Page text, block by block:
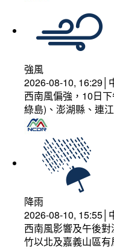
強風
2026-08-10, 16:29│
西南風偏強，10日
綠島)、澎湖縣、連
降雨
2026-08-10, 15:55│
西南風影響及午後
竹以北及嘉義山區